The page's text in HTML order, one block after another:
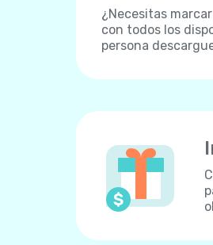
¿Necesitas
con todos los
persona